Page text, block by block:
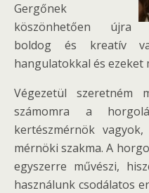
Gergőnek
köszönhetően újra
boldog és kreatív
hangulatokkal és ezeket
Végezetül szeretném
számomra a
kertészmérnök
mérnöki szakma. A
egyszerre művészi,
használunk csodálatos